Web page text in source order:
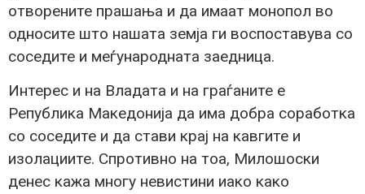
отворените прашања и да имаат монопол во
односите што нашата земја ги воспоставува со
соседите и меѓународната заедница.
Интерес и на Владата и на граѓаните е
Република Македонија да има добра соработка
со соседите и да стави крај на кавгите и
изолациите. Спротивно на тоа, Милошоски
денес кажа многу невистини иако како